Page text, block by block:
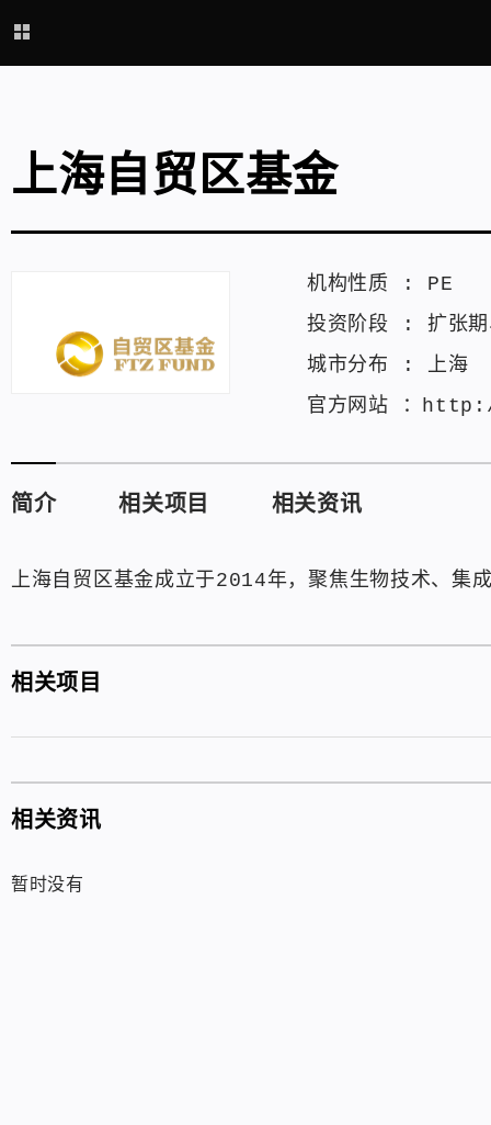
上海自贸区基金
机构性质 : PE
投资阶段 : 扩张期
城市分布 : 上海
官方网站 ：
简介 相关项目 相关资讯
上海自贸区基金成立于2014年，聚焦生物技术、集
相关项目
相关资讯
暂时没有